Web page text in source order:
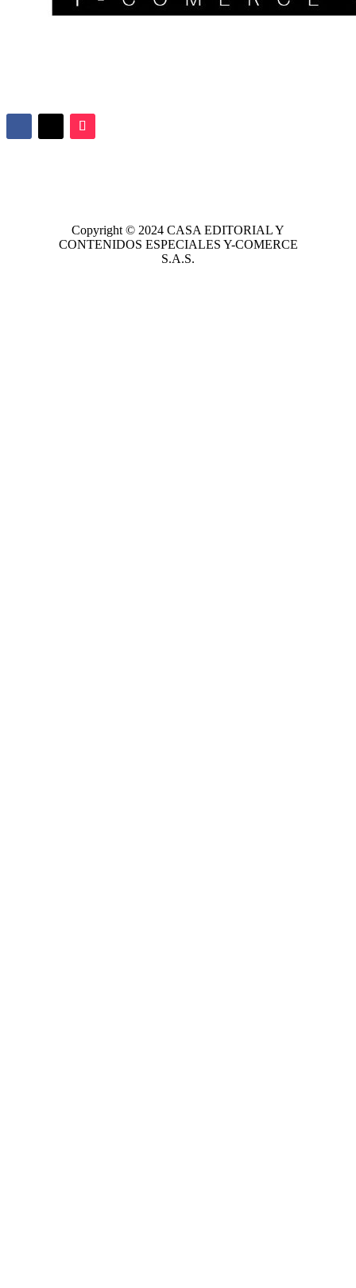
Copyright © 2024 CASA EDITORIALY
CONTENIDOS ESPECIALES Y-COMERCE
S.A.S.